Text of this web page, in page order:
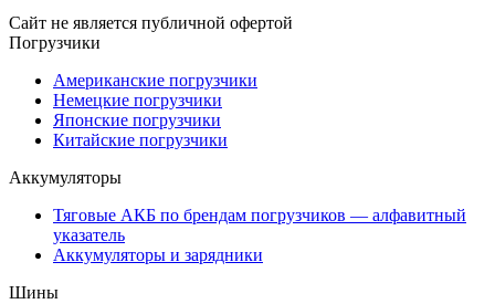
Сайт не является публичной офертой
Погрузчики
Американские погрузчики
Немецкие погрузчики
Японские погрузчики
Китайские погрузчики
Аккумуляторы
Тяговые АКБ по брендам погрузчиков — алфавитный
указатель
Аккумуляторы и зарядники
Шины